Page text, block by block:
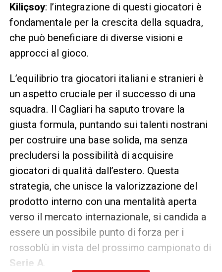
Kiliçsoy: l’integrazione di questi giocatori è
fondamentale per la crescita della squadra,
che può beneficiare di diverse visioni e
approcci al gioco.
L’equilibrio tra giocatori italiani e stranieri è
un aspetto cruciale per il successo di una
squadra. Il Cagliari ha saputo trovare la
giusta formula, puntando sui talenti nostrani
per costruire una base solida, ma senza
precludersi la possibilità di acquisire
giocatori di qualità dall’estero. Questa
strategia, che unisce la valorizzazione del
prodotto interno con una mentalità aperta
verso il mercato internazionale, si candida a
essere un possibile punto di forza per i
rossoblù in vista del prossimo campionato di
Serie A